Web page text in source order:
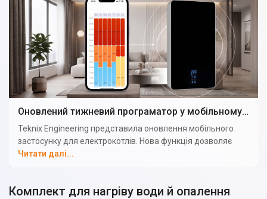
Оновлений тижневий програматор у мобільному застосунку електрокотла TEKNIX
Teknix Engineering представила оновлення мобільного
застосунку для електрокотлів. Нова функція дозволяє
налаштовувати індивідуальний графік температури для
електроенергію та знижувати витрати.
Читати далі...
Комплект для нагріву води й опалення